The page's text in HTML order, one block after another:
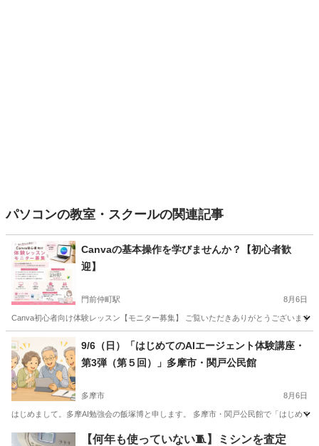
パソコンの教室・スクールの関連記事
Canvaの基本操作を学びませんか？【初心者歓
迎】
門前仲町駅 8月6日
Canva初心者向け体験レッスン【モニター募集】 ご覧いただきありがとうございます
東京 江東区 門前仲町駅 Webデザイナー Canva
9/6（日）「はじめてのAIエージェント体験講座・
第3弾（第５回）」多摩市・関戸公民館
多摩市 8月6日
はじめまして。多摩AI勉強会の飯塚博と申します。 多摩市・関戸公民館で「はじめ
東京 多摩市 その他 公民館
【何年も使っていない🧵】ミシンを査定